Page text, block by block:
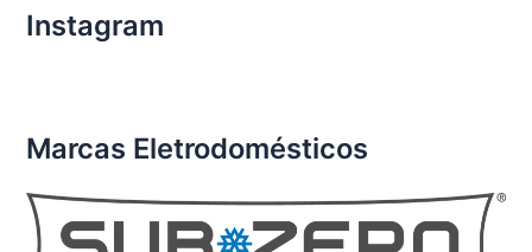
Instagram
Marcas Eletrodomésticos